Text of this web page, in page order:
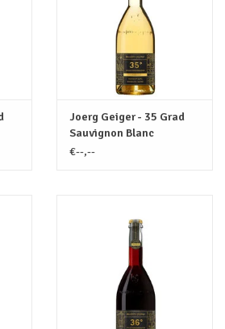
Joerg Geiger - 35 Grad
Sauvignon Blanc
Mirabellen Alcoholvrij
€--,--